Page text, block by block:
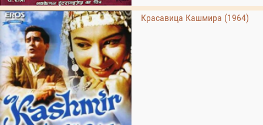
Красавица Кашмира (1964)